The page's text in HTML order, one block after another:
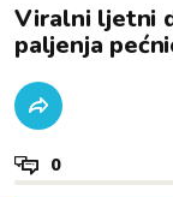
Viralni ljetni
paljenja
0